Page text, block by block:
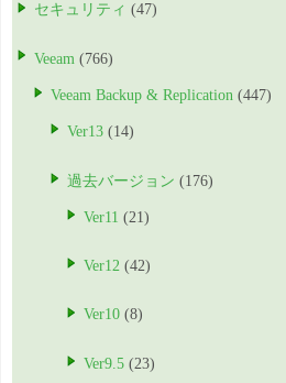
セキュリティ (47)
Veeam (766)
Veeam Backup & Replication (447)
Ver13 (14)
過去バージョン (176)
Ver11 (21)
Ver12 (42)
Ver10 (8)
Ver9.5 (23)